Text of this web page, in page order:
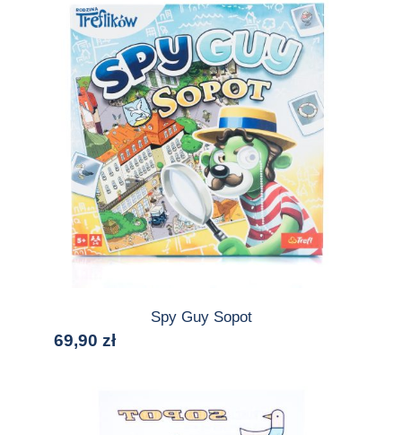
Spy Guy Sopot
69,90 zł